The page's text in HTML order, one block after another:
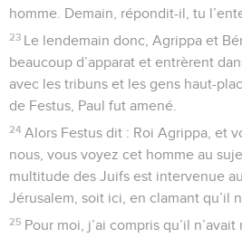
homme. Demain, répondit-il, tu
23 Le lendemain donc, Agrippa et
beaucoup d’apparat et entrèrent
avec les tribuns et les gens haut-
de Festus, Paul fut amené.
24 Alors Festus dit : Roi Agrippa, et
nous, vous voyez cet homme au
multitude des Juifs est intervenue
Jérusalem, soit ici, en clamant qu’il
25 Pour moi, j’ai compris qu’il